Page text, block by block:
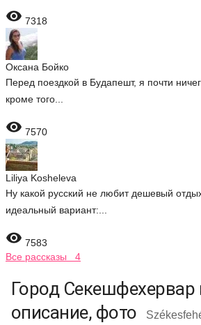
 7318
Оксана Бойко
Перед поездкой в Будапешт, я почти
кроме того...
 7570
Liliya Kosheleva
Ну какой русский не любит дешевый
идеальный вариант:...
 7583
Все рассказы 4
Город Секешфехервар
описание, фото